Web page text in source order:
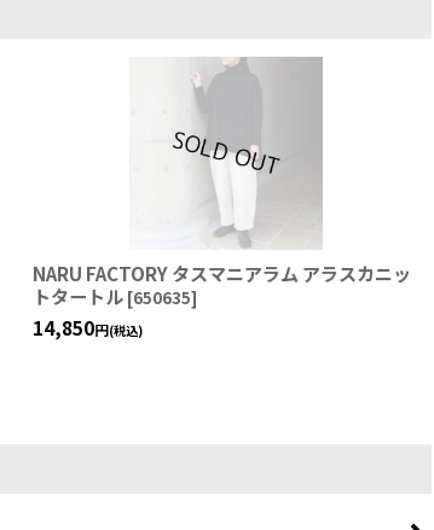
NARU FACTORY タスマニアラム アラスカニッ
トタートル [650635]
14,850円(税込)